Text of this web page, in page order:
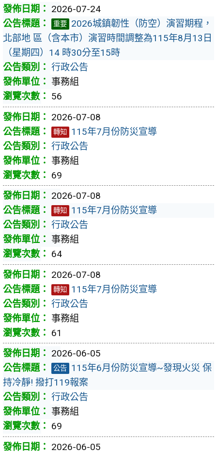
2026-07-24
重要 2026城鎮韌性（防空）演習期程，
北部地 區（含本市）演習時間調整為115年8月13日
（星期四）14 時30分至15時
行政公告
事務組
56
2026-07-08
轉知
115年7月份防災宣導
行政公告
事務組
69
2026-07-08
轉知
115年7月份防災宣導
行政公告
事務組
64
2026-07-08
轉知
115年7月份防災宣導
行政公告
事務組
61
2026-06-05
公告 115年6月份防災宣導~發現火災 保
持冷靜! 撥打119報案
行政公告
事務組
69
2026-06-05